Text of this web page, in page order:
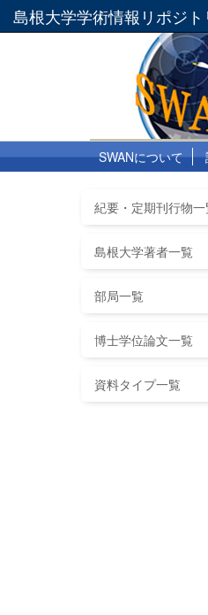
島根大学学術情報リポジト
SWANについて
紀要・定期刊行物一
島根大学著者一覧
部局一覧
博士学位論文一覧
資料タイプ一覧